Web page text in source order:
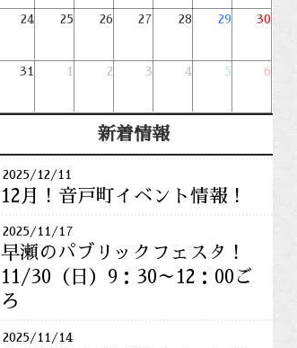
24 25 26 27 28 29 30
31 1 2 3 4 5 6
新着情報
2025/12/11
12月！音戸町イベント情報！
2025/11/17
早瀬のパブリックフェスタ！
11/30（日）9：30～12：00ご
ろ
2025/11/14